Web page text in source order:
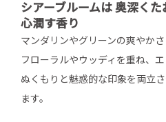
シアーブルームは 奥深く
心潤す香り
マンダリンやグリーンの爽やか
フローラルやウッディを重ね、エ
ぬくもりと魅惑的な印象を両立
ます。